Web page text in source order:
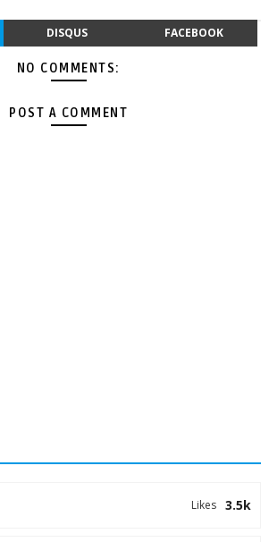
DISQUS FACEBOOK
NO COMMENTS:
POST A COMMENT
3.5k
Likes